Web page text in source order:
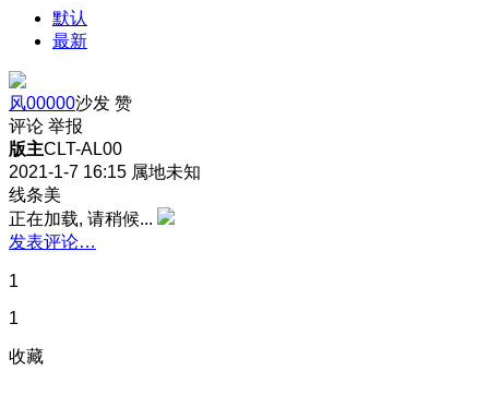
默认
最新
风00000沙发 赞
评论 举报
版主CLT-AL00
2021-1-7 16:15 属地未知
线条美
正在加载, 请稍候...
发表评论…
1
1
收藏